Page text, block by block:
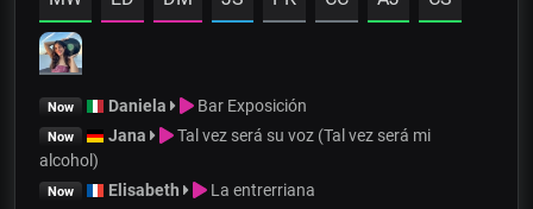
Now Daniela Bar Exposición
Now Jana
Tal vez será su voz (Tal vez será mi
alcohol)
Now Elisabeth La entrerriana